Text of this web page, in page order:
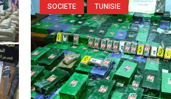
SOCIETE TUNISIE